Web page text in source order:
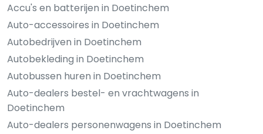
Accu's en batterijen in Doetinchem
Auto-accessoires in Doetinchem
Autobedrijven in Doetinchem
Autobekleding in Doetinchem
Autobussen huren in Doetinchem
Auto-dealers bestel- en vrachtwagens in
Doetinchem
Auto-dealers personenwagens in Doetinchem